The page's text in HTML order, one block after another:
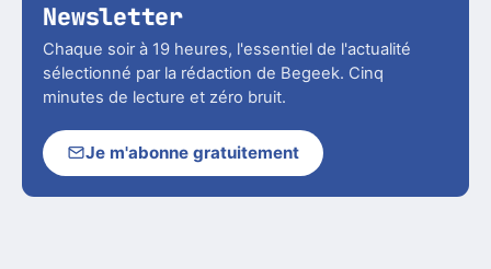
Newsletter
Chaque soir à 19 heures, l'essentiel de l'actualité
sélectionné par la rédaction de Begeek. Cinq
minutes de lecture et zéro bruit.
Je m'abonne gratuitement